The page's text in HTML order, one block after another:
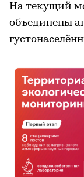
На текущий
объединены